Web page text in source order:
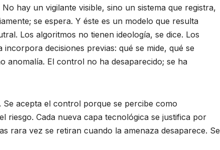
hay un vigilante visible, sino un sistema que registra,
se espera. Y éste es un modelo que resulta
Los algoritmos no tienen ideología, se dice. Los
decisiones previas: qué se mide, qué se
anomalía. El control no ha desaparecido; se ha
acepta el control porque se percibe como
Cada nueva capa tecnológica se justifica por
rara vez se retiran cuando la amenaza desaparece. Se